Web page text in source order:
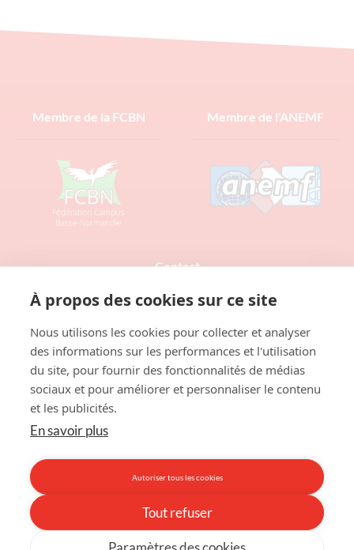
Lire la suite »
Membre de la FCBN Membre de l'ANEMF
Contact
SPEPSC Corpo Médecine Caen
Pôle des Formations et de Recherche en Santé
02 31 56 81 28
À propos des cookies sur ce site
Nous utilisons les cookies pour collecter et analyser
des informations sur les performances et l'utilisation
du site, pour fournir des fonctionnalités de médias
sociaux et pour améliorer et personnaliser le contenu
et les publicités.
En savoir plus
Autoriser tous les cookies
Tout refuser